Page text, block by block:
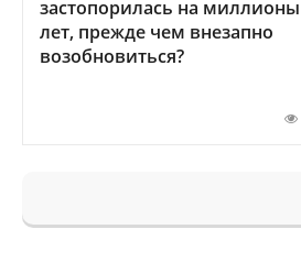
застопорилась на миллионы
лет, прежде чем внезапно
возобновиться?